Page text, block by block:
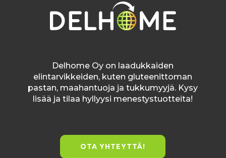
Delhome Oy on laadukkaiden
elintarvikkeiden, kuten gluteenittoman
pastan, maahantuoja ja tukkumyyjä. Kysy
lisää ja tilaa hyllyysi menestystuotteita!
OTA YHTEYTTÄ!